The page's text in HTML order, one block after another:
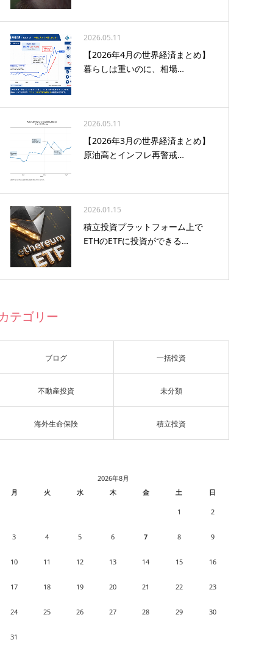
2026.05.11
【2026年4月の世界経済まとめ】
暮らしは重いのに、相場…
2026.05.11
【2026年3月の世界経済まとめ】
原油高とインフレ再警戒…
2026.01.15
積立投資プラットフォーム上で
ETHのETFに投資ができる…
テゴリー
ブログ 一括投資
不動産投資 未分類
海外生命保険 積立投資
2026年8月
月
火 水 木 金 土 日
1 2
3 4 5 6 7 8 9
10 11 12 13 14 15 16
17 18 19 20 21 22 23
24 25 26 27 28 29 30
31